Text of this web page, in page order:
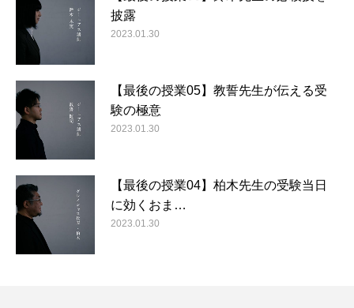
披露
2023.01.30
【最後の授業05】教誓先生が伝える受
験の極意
2023.01.30
【最後の授業04】柏木先生の受験当日
に効くおま…
2023.01.30